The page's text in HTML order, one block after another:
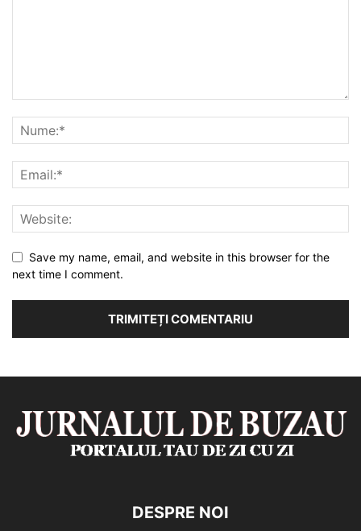
Save my name, email, and website in this browser for the
next time I comment.
DESPRE NOI